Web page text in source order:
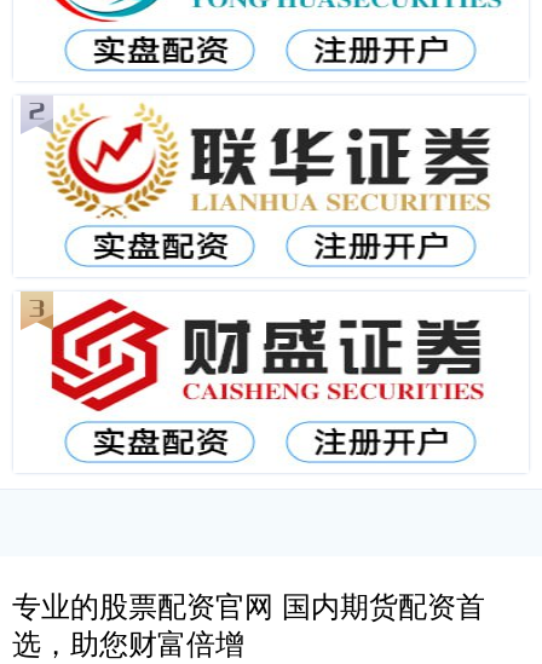
专业的股票配资官网 国内期货配资首
选，助您财富倍增